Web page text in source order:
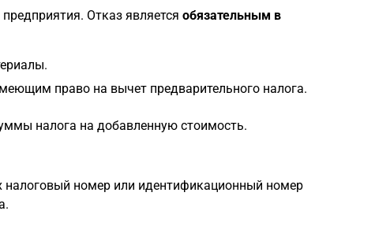
Отказ является обязательным в
право на вычет предварительного налога.
налога на добавленную стоимость.
номер или идентификационный номер